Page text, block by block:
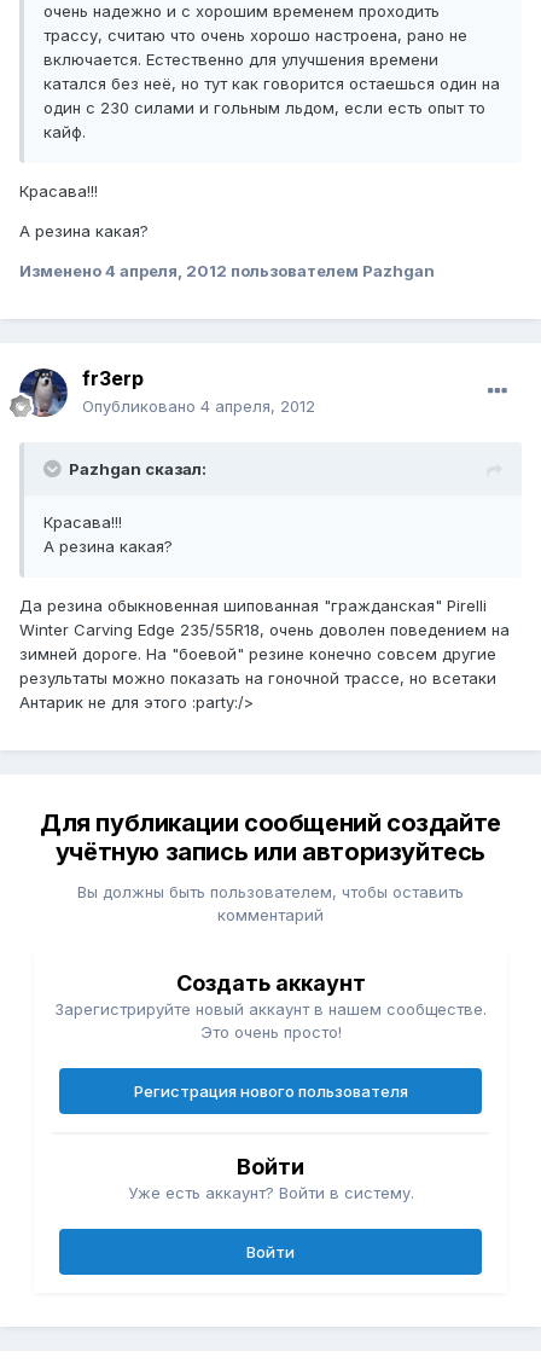
очень надежно и с хорошим временем проходить
трассу, считаю что очень хорошо настроена, рано не
включается. Естественно для улучшения времени
катался без неё, но тут как говорится остаешься один на
один с 230 силами и гольным льдом, если есть опыт то
кайф.
Красава!!!
А резина какая?
Изменено4 апреля, 2012 пользователем Pazhgan
fr3erp
Опубликовано 4 апреля, 2012
Pazhgan сказал:
Красава!!!
А резина какая?
Да резина обыкновенная шипованная "гражданская" Pirelli
Winter Carving Edge 235/55R18, очень доволен поведением на
зимней дороге. На "боевой" резине конечно совсем другие
результаты можно показать на гоночной трассе, но всетаки
Антарик не для этого :party:/>
Для публикации сообщений создайте
учётную запись или авторизуйтесь
Вы должны быть пользователем, чтобы оставить
комментарий
Создать аккаунт
Зарегистрируйте новый аккаунт в нашем сообществе.
Это очень просто!
Регистрация нового пользователя
Войти
Уже есть аккаунт? Войти в систему.
Войти